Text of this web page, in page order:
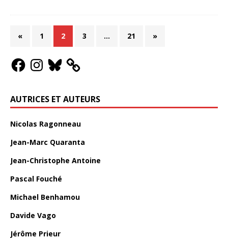
« 1 2 3 … 21 »
AUTRICES ET AUTEURS
Nicolas Ragonneau
Jean-Marc Quaranta
Jean-Christophe Antoine
Pascal Fouché
Michael Benhamou
Davide Vago
Jérôme Prieur